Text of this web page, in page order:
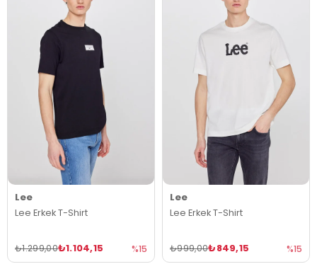
Lee
Lee Erkek T-Shirt
₺1.104,15
₺1.299,00 %15
Lee
Lee Erkek T-Shirt
₺849,15
₺999,00 %15